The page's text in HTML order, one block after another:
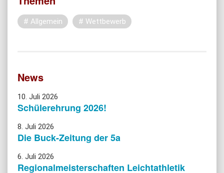
Allgemein Wettbewerb
News
10. Juli 2026
Schülerehrung 2026!
8. Juli 2026
Die Buck-Zeitung der 5a
6. Juli 2026
Regionalmeisterschaften Leichtathletik